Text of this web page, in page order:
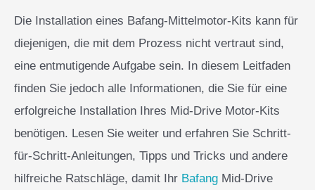
Die Installation eines Bafang-Mittelmotor-Kits kann für
diejenigen, die mit dem Prozess nicht vertraut sind,
eine entmutigende Aufgabe sein. In diesem Leitfaden
finden Sie jedoch alle Informationen, die Sie für eine
erfolgreiche Installation Ihres Mid-Drive Motor-Kits
benötigen. Lesen Sie weiter und erfahren Sie Schritt-
für-Schritt-Anleitungen, Tipps und Tricks und andere
hilfreiche Ratschläge, damit Ihr Bafang Mid-Drive